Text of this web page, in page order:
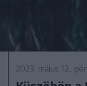
2023. május 12.,